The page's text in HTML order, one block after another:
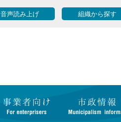
音声読み上げ 組織から探す